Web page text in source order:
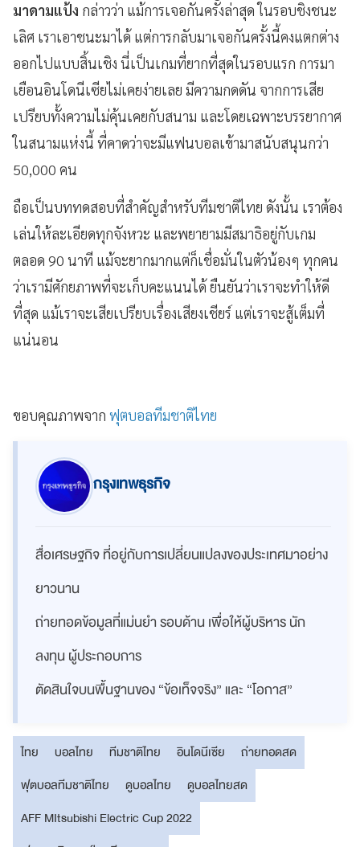
มาดามแป้ง กล่าวว่า แม้การเจอกันครัั้งล่าสุด ในรอบชิงชนะ
เลิศ เราเอาชนะมาได้ แต่การกลับมาเจอกันครั้งนี้คงแตกต่าง
ออกไปแบบสิ้นเชิง นี่เป็นเกมที่ยากที่สุดในรอบแรก การมา
เยือนอินโดนีเซียไม่เคยง่ายเลย มีความกดดัน จากการเสีย
เปรียบทั้งความไม่คุ้นเคยกับสนาม และโดยเฉพาะบรรยากาศ
ในสนามแห่งนี้ ที่คาดว่าจะมีแฟนบอลเข้ามาสนับสนุนกว่า
50,000 คน
ถือเป็นบททดสอบที่สำคัญสำหรับทีมชาติไทย ดังนั้น เราต้อง
เล่นให้ละเอียดทุกจังหวะ และพยายามมีสมาธิอยู่กับเกม
ตลอด 90 นาที แม้จะยากมากแต่ก็เชื่อมั่นในตัวน้องๆ ทุกคน
ว่าเรามีศักยภาพที่จะเก็บคะแนนได้ ยืนยันว่าเราจะทำให้ดี
ที่สุด แม้เราจะเสียเปรียบเรื่องเสียงเชียร์ แต่เราจะสู้เต็มที่
แน่นอน
ขอบคุณภาพจาก ฟุตบอลทีมชาติไทย
กรุงเทพธุรกิจ
สื่อเศรษฐกิจ ที่อยู่กับการเปลี่ยนแปลงของประเทศมาอย่าง
ยาวนาน
ถ่ายทอดข้อมูลที่แม่นยำ รอบด้าน เพื่อให้ผู้บริหาร นัก
ลงทุน ผู้ประกอบการ
ตัดสินใจบนพื้นฐานของ “ข้อเท็จจริง” และ “โอกาส”
ไทย บอลไทย ทีมชาติไทย อินโดนีเซีย
ถ่ายทอดสด
ฟุตบอลทีมชาติไทย
ดูบอลไทย
ดูบอลไทยสด
AFF MItsubishi Electric Cup 2022